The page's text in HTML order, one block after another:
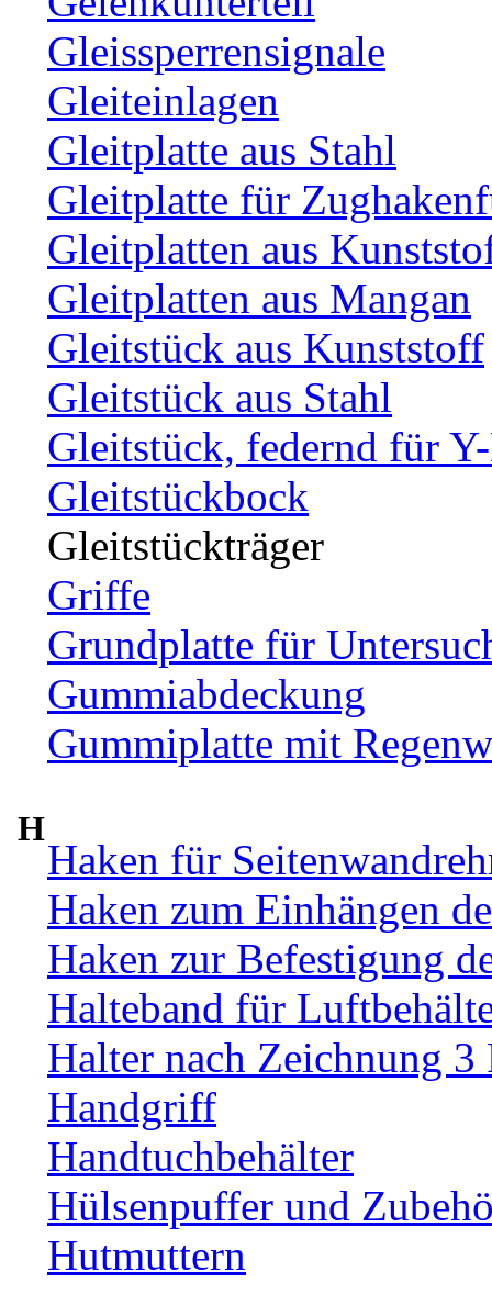
Gleissperrensignale
Gleiteinlagen
Gleitplatte aus Stahl
Gleitplatte für
Gleitplatten aus
Gleitplatten aus Mangan
Gleitstück aus Kunststoff
Gleitstück aus Stahl
Gleitstück, federnd für
Gleitstückbock
Gleitstückträger
Griffe
Grundplatte für
Gummiabdeckung
Gummiplatte mit
H
Haken für
Haken zum Einhängen
Haken zur Befestigung
Halteband für
Halter nach Zeichnung
Handgriff
Handtuchbehälter
Hülsenpuffer und
Hutmuttern